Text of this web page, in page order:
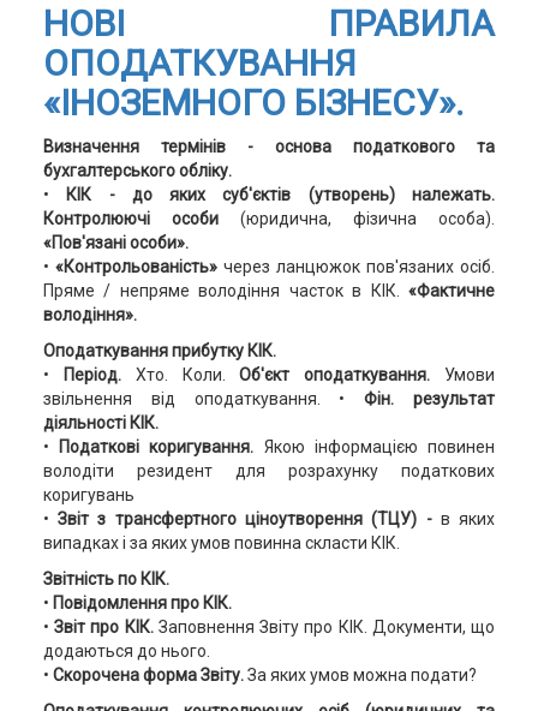
НОВІ ПРАВИЛА
ОПОДАТКУВАННЯ
«ІНОЗЕМНОГО БІЗНЕСУ».
Визначення термінів - основа податкового та
бухгалтерського обліку.
•
КІК - до яких суб'єктів (утворень) належать.
Контролюючі особи (юридична, фізична особа).
«Пов'язані особи».
• «Контрольованість»через ланцюжок пов'язаних осіб.
Пряме / непряме володіння часток в КІК.«Фактичне
володіння».
Оподаткування прибутку КІК.
•
Період. Хто. Коли.Об'єкт оподаткування. Умови
звільнення від оподаткування. •Фін. результат
діяльності КІК.
•
Податкові коригування. Якою інформацією повинен
володіти резидент для розрахунку податкових
коригувань
• Звіт з трансфертного ціноутворення (ТЦУ) -в яких
випадках і за яких умов повинна скласти КІК.
Звітність по КІК.
• Повідомлення про КІК.
• Звіт про КІК. Заповнення Звіту про КІК. Документи, що
додаються до нього.
• Скорочена форма Звіту.За яких умов можна подати?